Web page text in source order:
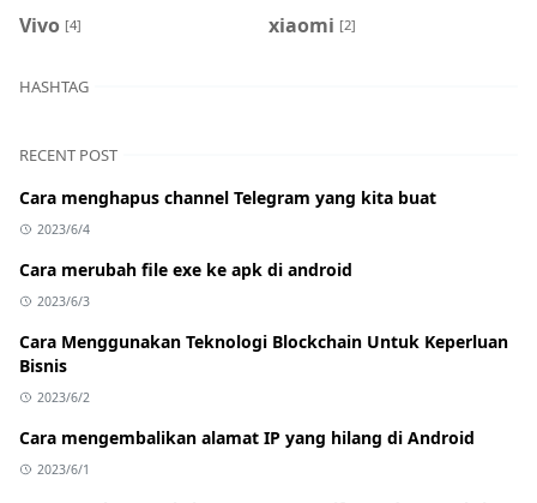
Vivo [4] xiaomi [2]
HASHTAG
RECENT POST
Cara menghapus channel Telegram yang kita buat
2023/6/4
Cara merubah file exe ke apk di android
2023/6/3
Cara Menggunakan Teknologi Blockchain Untuk Keperluan
Bisnis
2023/6/2
Cara mengembalikan alamat IP yang hilang di Android
2023/6/1